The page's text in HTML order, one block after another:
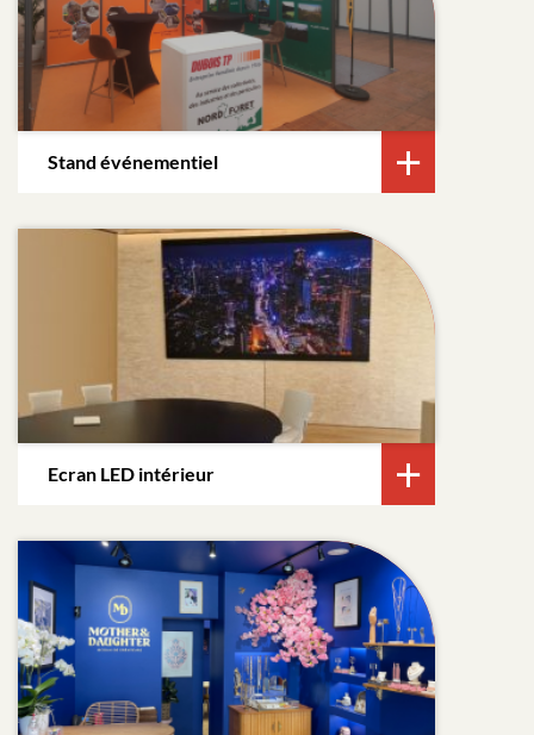
Stand événementiel
Ecran LED intérieur